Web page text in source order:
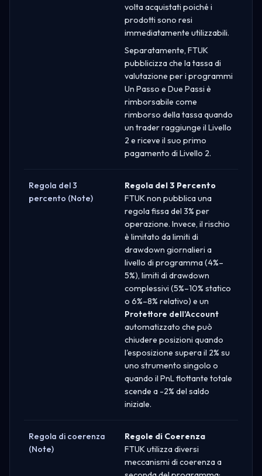
volta acquistati poiché i
prodotti sono resi
immediatamente utilizzabili.
Separatamente, FTUK
pubblicizza che la tassa di
valutazione per i programmi
Un Passo e Due Passi è
rimborsabile come
rimborso della tassa quando
un trader raggiunge il Livello
2 e riceve il suo primo
pagamento di Livello 2.
Regola del 3
percento (Note)
Regola del 3 Percento
FTUK non pubblica una
regola fissa del 3% per
operazione. Invece, il rischio
è limitato da limiti di
drawdown giornalieri a
livello di programma (4%–
5%), limiti di drawdown
complessivi (5%–10% statico
o 6%–8% relativo) e un
Protettore dell'Account
automatizzato che può
chiudere posizioni quando
l'esposizione supera il 2% su
uno strumento singolo o
quando il PnL flottante totale
scende a -2% del saldo
iniziale.
Regola di coerenza
(Note)
Regole di Coerenza
FTUK utilizza diversi
meccanismi di coerenza a